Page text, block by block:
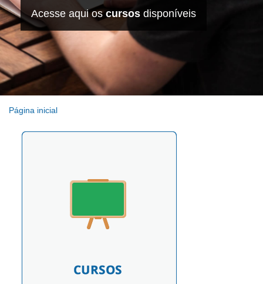
Acesse aqui oscursos disponíveis
Página inicial